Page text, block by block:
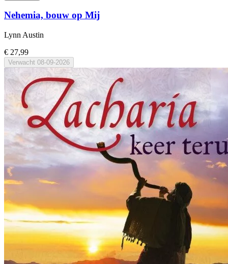
Nehemia, bouw op Mij
Lynn Austin
€ 27,99
Verwacht 08-09-2026